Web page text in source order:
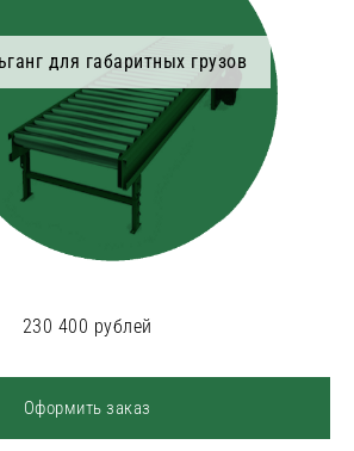
для габаритных грузов
230 400 рублей
Оформить заказ